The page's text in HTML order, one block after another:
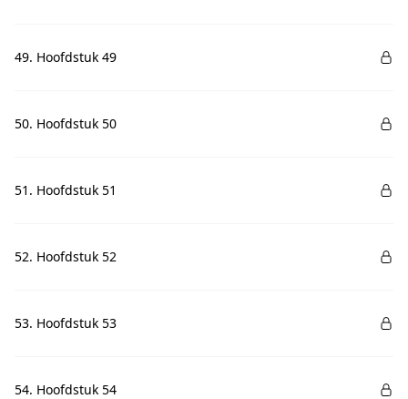
49. Hoofdstuk 49
50. Hoofdstuk 50
51. Hoofdstuk 51
52. Hoofdstuk 52
53. Hoofdstuk 53
54. Hoofdstuk 54